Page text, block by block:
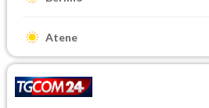
Atene